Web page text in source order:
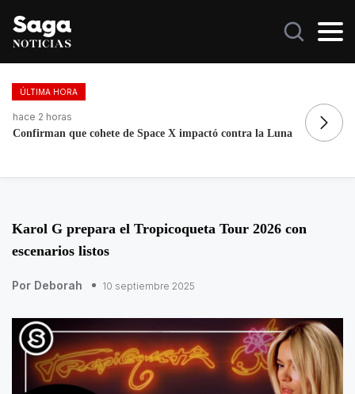
ÚLTIMA HORA
hace 2 horas
Confirman que cohete de Space X impactó contra la Luna
Karol G prepara el Tropicoqueta Tour 2026 con
escenarios listos
Por Deborah 10 septiembre 2025